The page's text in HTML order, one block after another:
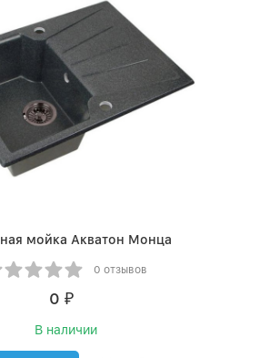
мойка Акватон Монца
0 отзывов
0 ₽
В наличии